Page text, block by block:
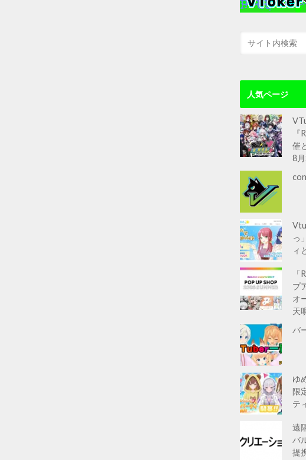
人気ページ
催
8
っ
ィ
プ
オ
天
バ
ゆ
限
テ
遠
バ
提